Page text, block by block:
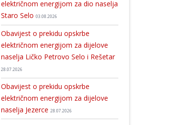
električnom energijom za dio naselja
Staro Selo 03.08.2026
Obavijest o prekidu opskrbe
električnom energijom za dijelove
naselja Ličko Petrovo Selo i Rešetar
28.07.2026
Obavijest o prekidu opskrbe
električnom energijom za dijelove
naselja Jezerce 28.07.2026